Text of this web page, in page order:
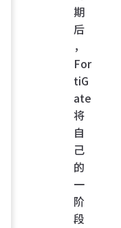
期
后
，
For
tiG
ate
将
自
己
的
一
阶
段